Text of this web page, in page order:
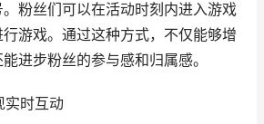
粉丝们可以在活动时刻内进入游戏
游戏。通过这种方式，不仅能够增
进步粉丝的参与感和归属感。
实时互动